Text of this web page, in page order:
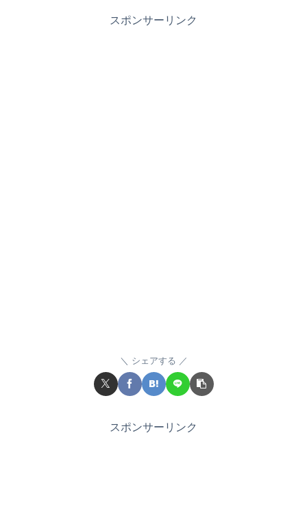
スポンサーリンク
シェアする
スポンサーリンク